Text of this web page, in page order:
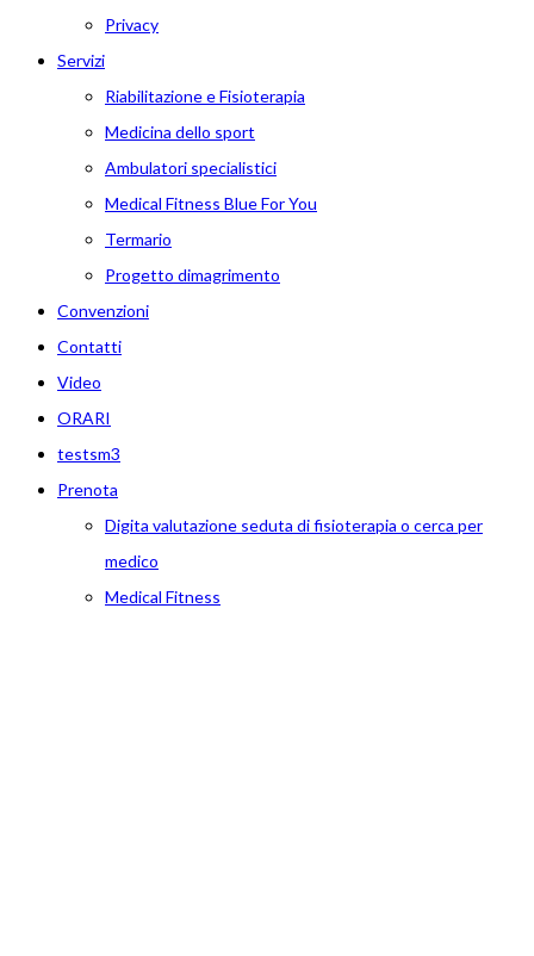
Privacy
Servizi
Riabilitazione e Fisioterapia
Medicina dello sport
Ambulatori specialistici
Medical Fitness Blue For You
Termario
Progetto dimagrimento
Convenzioni
Contatti
Video
ORARI
testsm3
Prenota
Digita valutazione seduta di fisioterapia o cerca per
medico
Medical Fitness